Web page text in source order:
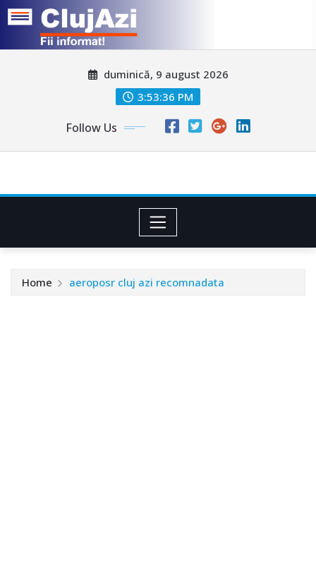
duminică, 9 august 2026
3:53:39 PM
Follow Us
Home aeroposr cluj azi recomnadata